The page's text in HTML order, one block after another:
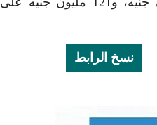
نسخ الرابط